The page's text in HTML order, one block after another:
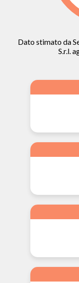
Dato stimato da
S.r.l.